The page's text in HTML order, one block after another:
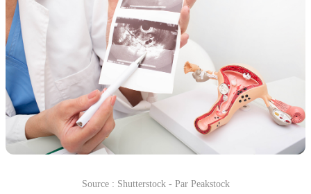
Source : Shutterstock - Par Peakstock